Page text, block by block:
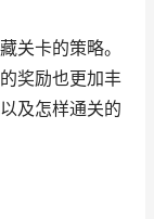
关卡的策略。
奖励也更加丰
及怎样通关的